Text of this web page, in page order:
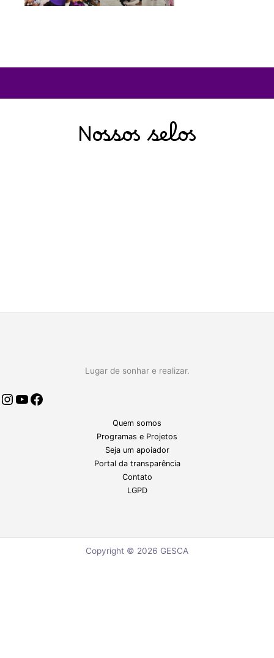
Nossos selos
Lugar de sonhar e realizar.
Quem somos
Programas e Projetos
Seja um apoiador
Portal da transparência
Contato
LGPD
Copyright © 2026 GESCA